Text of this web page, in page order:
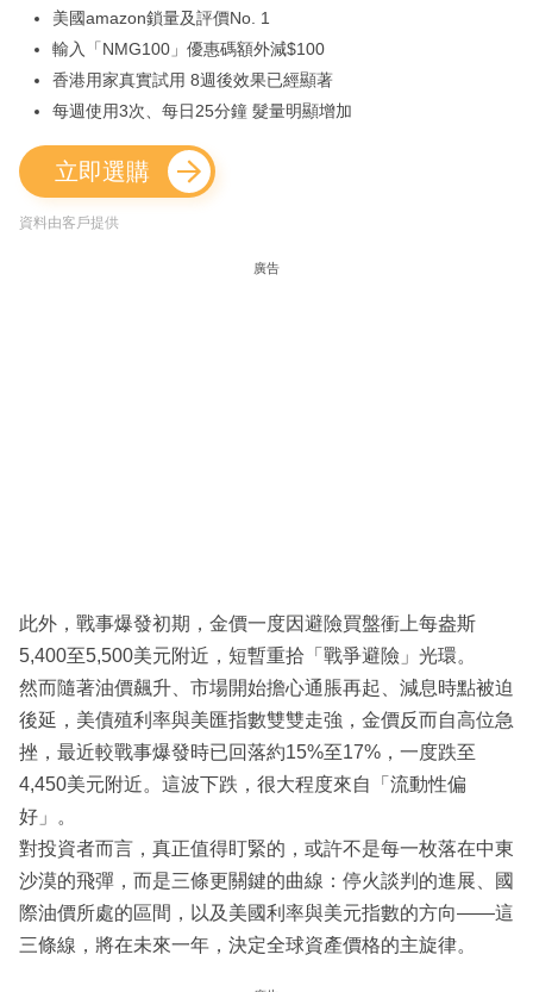
美國amazon鎖量及評價No. 1
輸入「NMG100」優惠碼額外減$100
香港用家真實試用 8週後效果已經顯著
每週使用3次、每日25分鐘 髮量明顯增加
立即選購
資料由客戶提供
廣告
此外，戰事爆發初期，金價一度因避險買盤衝上每盎斯
5,400至5,500美元附近，短暫重拾「戰爭避險」光環。
然而隨著油價飆升、市場開始擔心通脹再起、減息時點被迫
後延，美債殖利率與美匯指數雙雙走強，金價反而自高位急
挫，最近較戰事爆發時已回落約15%至17%，一度跌至
4,450美元附近。這波下跌，很大程度來自「流動性偏
好」。
對投資者而言，真正值得盯緊的，或許不是每一枚落在中東
沙漠的飛彈，而是三條更關鍵的曲線：停火談判的進展、國
際油價所處的區間，以及美國利率與美元指數的方向——這
三條線，將在未來一年，決定全球資產價格的主旋律。